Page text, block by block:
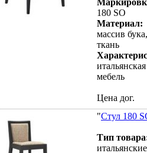
180 SO
Материал:
массив бука,
ткань
итальянская
мебель
Цена дог.
"Стул 180
Тип
итальянские